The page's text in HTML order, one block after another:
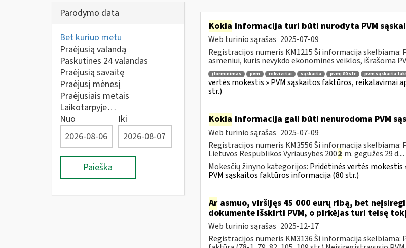
Parodymo data
Bet kuriuo metu
Praėjusią valandą
Paskutines 24 valandas
Praėjusią savaitę
Praėjusį mėnesį
Praėjusiais metais
Laikotarpyje…
Nuo
Iki
Paieška
Kokia informacija turi būti nurodyta PVM
Web turinio sąrašas 2025-07-09
Registracijos numeris KM1215 Ši informacija
asmeniui, kuris nevykdo ekonominės veiklos, išrašoma
įforminimas pvm rekvizitai sąskaita pvmį 80 str pvm sąskaita
vertės mokestis » PVM sąskaitos faktūros, reikalavimai
str.)
Kokia informacija gali būti nenurodoma PVM
Web turinio sąrašas 2025-07-09
Registracijos numeris KM3556 Ši informacija
Lietuvos Respublikos Vyriausybės 2002 m. gegužės 29 d....
Mokesčių žinyno kategorijos: Pridėtinės vertės mokestis
PVM sąskaitos faktūros informacija (80 str.)
Arasmuo, viršijęs 45 000 eurų ribą, bet
dokumente išskirti PVM, o pirkėjas turi teisę
Web turinio sąrašas 2025-12-17
Registracijos numeris KM3136 Ši informacija